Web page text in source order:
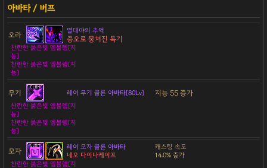
오라 열대야의 추억
증오로 뭉쳐진 독기
찬란한 붉은빛 엠블렘[지
능]
찬란한 붉은빛 엠블렘[지
능]
무기 레어 무기 클론 아바타[80Lv] 지능 55 증가
찬란한 붉은빛 엠블렘[지
능]
찬란한 붉은빛 엠블렘[지
능]
모자
레어 모자 클론 아바타
네오 다이나케이프
캐스팅 속도
14.0% 증가
찬란한 붉은빛 엠블렘[지